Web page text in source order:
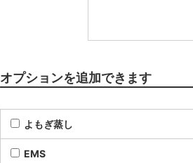
オプションを追加できます
よもぎ蒸し
EMS